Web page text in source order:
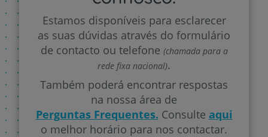
Estamos disponíveis para esclarecer
as suas dúvidas através do formulário
de contacto ou telefone (chamada para a
rede fixa nacional).
Também poderá encontrar respostas
na nossa área de
Perguntas Frequentes. Consulte aqui
o melhor horário para nos contactar.